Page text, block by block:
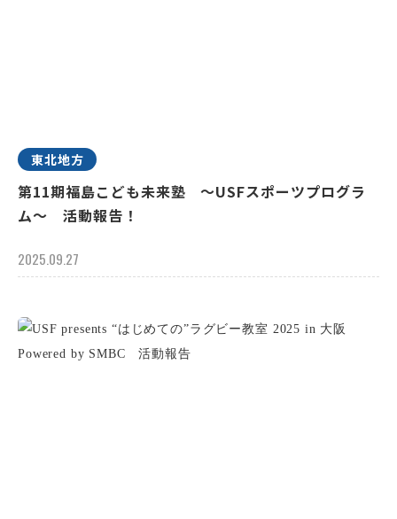
東北地方
第11期福島こども未来塾 ～USFスポーツプログラ
ム～ 活動報告！
2025.09.27